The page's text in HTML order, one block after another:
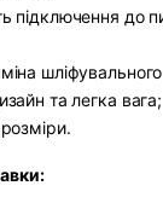
підключення до
та легка вага;